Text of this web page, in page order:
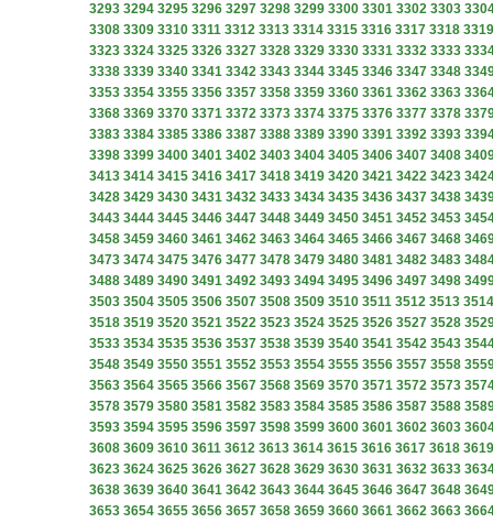
3293 3294 3295 3296 3297 3298 3299 3300 3301 3302 3303
3308 3309 3310 3311 3312 3313 3314 3315 3316 3317 3318 3319
3323 3324 3325 3326 3327 3328 3329 3330 3331 3332 3333
3338 3339 3340 3341 3342 3343 3344 3345 3346 3347 3348
3353 3354 3355 3356 3357 3358 3359 3360 3361 3362 3363
3368 3369 3370 3371 3372 3373 3374 3375 3376 3377 3378
3383 3384 3385 3386 3387 3388 3389 3390 3391 3392 3393
3398 3399 3400 3401 3402 3403 3404 3405 3406 3407 3408
3413 3414 3415 3416 3417 3418 3419 3420 3421 3422 3423
3428 3429 3430 3431 3432 3433 3434 3435 3436 3437 3438
3443 3444 3445 3446 3447 3448 3449 3450 3451 3452 3453
3458 3459 3460 3461 3462 3463 3464 3465 3466 3467 3468
3473 3474 3475 3476 3477 3478 3479 3480 3481 3482 3483
3488 3489 3490 3491 3492 3493 3494 3495 3496 3497 3498
3503 3504 3505 3506 3507 3508 3509 3510 3511 3512 3513 3514
3518 3519 3520 3521 3522 3523 3524 3525 3526 3527 3528
3533 3534 3535 3536 3537 3538 3539 3540 3541 3542 3543
3548 3549 3550 3551 3552 3553 3554 3555 3556 3557 3558
3563 3564 3565 3566 3567 3568 3569 3570 3571 3572 3573
3578 3579 3580 3581 3582 3583 3584 3585 3586 3587 3588
3593 3594 3595 3596 3597 3598 3599 3600 3601 3602 3603
3608 3609 3610 3611 3612 3613 3614 3615 3616 3617 3618 3619
3623 3624 3625 3626 3627 3628 3629 3630 3631 3632 3633
3638 3639 3640 3641 3642 3643 3644 3645 3646 3647 3648
3653 3654 3655 3656 3657 3658 3659 3660 3661 3662 3663